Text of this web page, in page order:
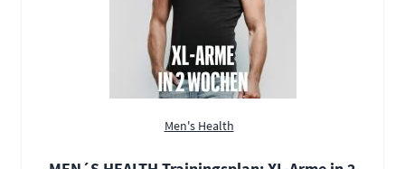
Men's Health